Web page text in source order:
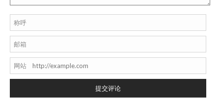
称呼
邮箱
网站
提交评论